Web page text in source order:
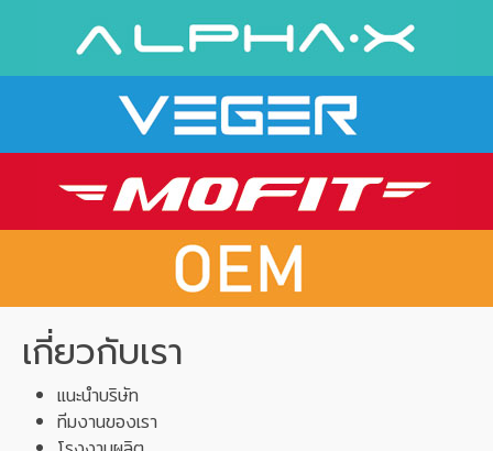
เกี่ยวกับเรา
แนะนำบริษัท
ทีมงานของเรา